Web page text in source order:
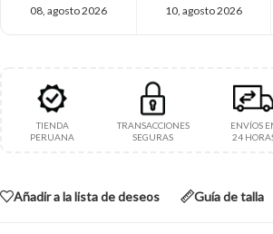
08, agosto 2026 10, agosto 2026
TIENDA
PERUANA
TRANSACCIONES
SEGURAS
ENVÍOS
24
Añadir a la lista de deseos Guía de talla